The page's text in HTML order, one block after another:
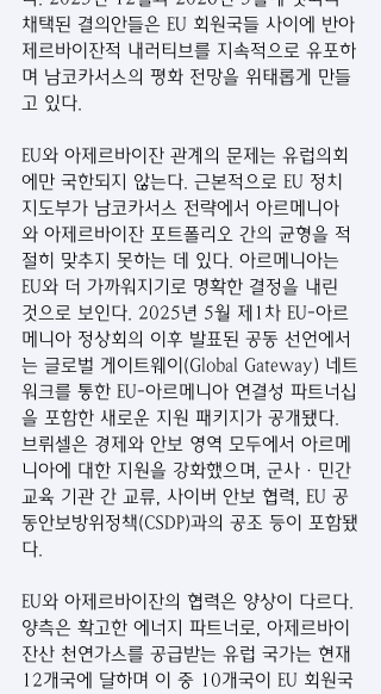
채택된 결의안들은 EU 회원국들 사이에 반아
제르바이잔적 내러티브를 지속적으로 유포하
며 남코카서스의 평화 전망을 위태롭게 만들
고 있다.
EU와 아제르바이잔 관계의 문제는 유럽의회
에만 국한되지 않는다. 근본적으로 EU 정치
지도부가 남코카서스 전략에서 아르메니아
와 아제르바이잔 포트폴리오 간의 균형을 적
절히 맞추지 못하는 데 있다. 아르메니아는
EU와 더 가까워지기로 명확한 결정을 내린
것으로 보인다. 2025년 5월 제1차 EU-아르
메니아 정상회의 이후 발표된 공동 선언에서
는 글로벌 게이트웨이(Global Gateway) 네트
워크를 통한 EU-아르메니아 연결성 파트너십
을 포함한 새로운 지원 패키지가 공개됐다.
브뤼셀은 경제와 안보 영역 모두에서 아르메
니아에 대한 지원을 강화했으며, 군사·민간
교육 기관 간 교류, 사이버 안보 협력, EU 공
동안보방위정책(CSDP)과의 공조 등이 포함됐
다.
EU와 아제르바이잔의 협력은 양상이 다르다.
양측은 확고한 에너지 파트너로, 아제르바이
잔산 천연가스를 공급받는 유럽 국가는 현재
12개국에 달하며 이 중 10개국이 EU 회원국